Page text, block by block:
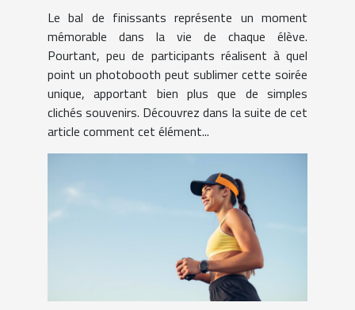
Le bal de finissants représente un moment
mémorable dans la vie de chaque élève.
Pourtant, peu de participants réalisent à quel
point un photobooth peut sublimer cette soirée
unique, apportant bien plus que de simples
clichés souvenirs. Découvrez dans la suite de cet
article comment cet élément...